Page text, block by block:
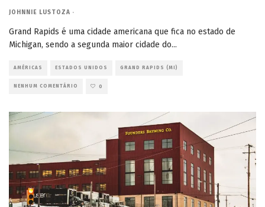
JOHNNIE LUSTOZA ·
Grand Rapids é uma cidade americana que fica no estado de
Michigan, sendo a segunda maior cidade do...
AMÉRICAS ESTADOS UNIDOS GRAND RAPIDS (MI)
NENHUM COMENTÁRIO 0